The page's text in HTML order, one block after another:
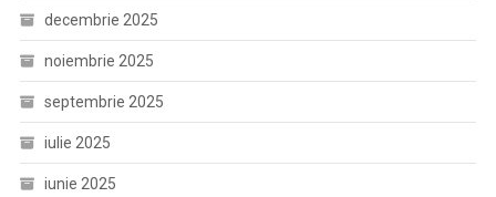
decembrie 2025
noiembrie 2025
septembrie 2025
iulie 2025
iunie 2025